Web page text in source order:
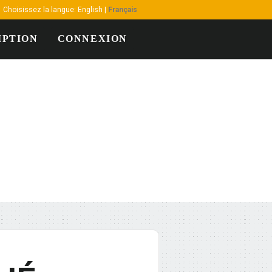
Choisissez la langue: English Français
CONNEXION